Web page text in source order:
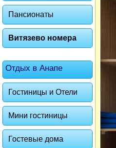
Пансионаты
Витязево номера
Отдых в Анапе
Гостиницы и Отели
Мини гостиницы
Гостевые дома